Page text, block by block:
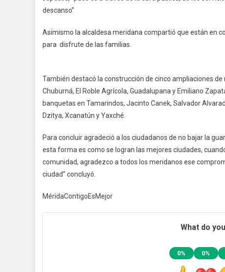
descanso”
Asimismo la alcaldesa meridana compartió que están en
para disfrute de las familias.
También destacó la construcción de cinco ampliaciones
Chuburná, El Roble Agrícola, Guadalupana y Emiliano
banquetas en Tamarindos, Jacinto Canek, Salvador
Dzitya, Xcanatún y Yaxché.
Para concluir agradeció a los ciudadanos de no bajar la
esta forma es como se logran las mejores ciudades,
comunidad, agradezco a todos los meridanos ese
ciudad” concluyó.
MéridaContigoEsMejor
What do
0% 0%